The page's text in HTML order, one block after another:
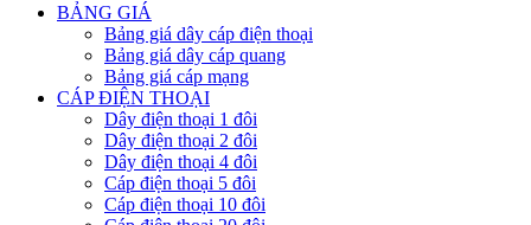
BẢNG GIÁ
Bảng giá dây cáp điện thoại
Bảng giá dây cáp quang
Bảng giá cáp mạng
CÁP ĐIỆN THOẠI
Dây điện thoại 1 đôi
Dây điện thoại 2 đôi
Dây điện thoại 4 đôi
Cáp điện thoại 5 đôi
Cáp điện thoại 10 đôi